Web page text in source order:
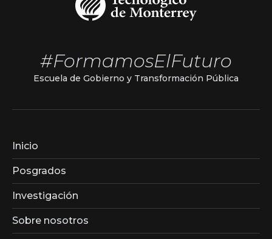
#FormamosElFuturo
Escuela de Gobierno y Transformación Pública
Inicio
Posgrados
Investigación
Sobre nosotros